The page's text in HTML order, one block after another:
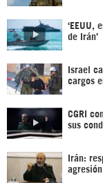
‘EEUU,
de Irán’
Israel
cargos
CGRI
sus
Irán: